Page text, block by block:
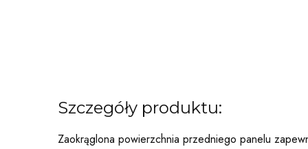
Szczegóły produktu:
Zaokrąglona powierzchnia przedniego panelu